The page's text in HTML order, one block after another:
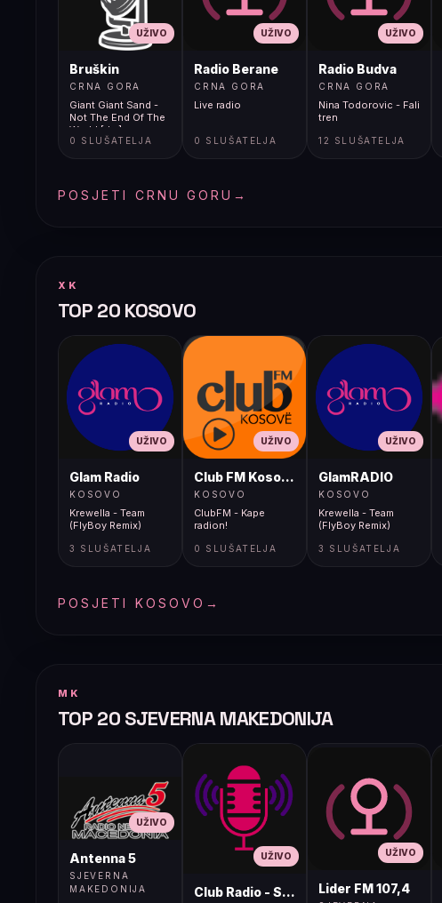
UŽIVO
Bruškin
CRNA GORA
Giant Giant Sand -
Not The End Of The
World [Jm]
0 SLUŠATELJA
UŽIVO
Radio Berane
CRNA GORA
Live radio
0 SLUŠATELJA
UŽIVO
Radio Budva
CRNA GORA
Nina Todorovic - Fali
tren
12 SLUŠATELJA
POSJETI CRNU GORU →
XK
TOP 20 KOSOVO
UŽIVO
Glam Radio
KOSOVO
Krewella - Team
(FlyBoy Remix)
3 SLUŠATELJA
UŽIVO
Club FM Kosovë
KOSOVO
ClubFM - Kape
radion!
0 SLUŠATELJA
UŽIVO
GlamRADIO
KOSOVO
Krewella - Team
(FlyBoy Remix)
3 SLUŠATELJA
POSJETI KOSOVO →
MK
TOP 20 SJEVERNA MAKEDONIJA
UŽIVO
Antenna 5
SJEVERNA
MAKEDONIJA
UŽIVO
Club Radio - Skopje, Mcedonia
UŽIVO
Lider FM 107,4